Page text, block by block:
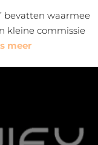
bevatten waarmee
kleine commissie
meer